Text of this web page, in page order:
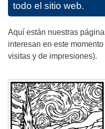
todo el sitio web.
Aquí están nuestras
interesan en este
visitas y de impresiones).